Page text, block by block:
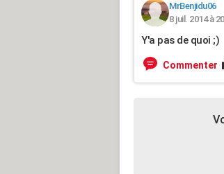
MrBenjidu06
8 juil. 2014 à
Y'a pas de quoi ;)
Commenter